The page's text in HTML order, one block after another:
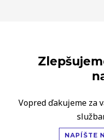
Vopred ďakujeme za
NAPÍŠTE